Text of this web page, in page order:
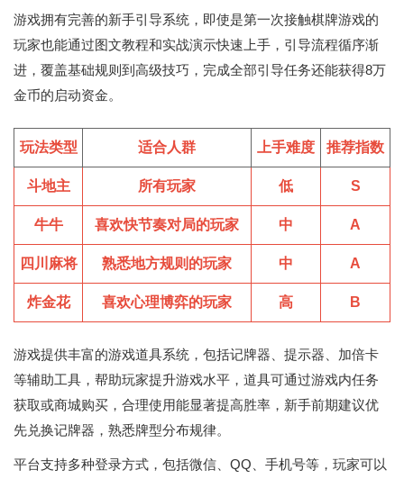
游戏拥有完善的新手引导系统，即使是第一次接触棋牌游戏的
玩家也能通过图文教程和实战演示快速上手，引导流程循序渐
进，覆盖基础规则到高级技巧，完成全部引导任务还能获得8万
金币的启动资金。
玩法类型 适合人群 上手难度 推荐指数
斗地主 所有玩家 低 S
牛牛 喜欢快节奏对局的玩家 中 A
四川麻将 熟悉地方规则的玩家 中 A
炸金花 喜欢心理博弈的玩家 高 B
游戏提供丰富的游戏道具系统，包括记牌器、提示器、加倍卡
等辅助工具，帮助玩家提升游戏水平，道具可通过游戏内任务
获取或商城购买，合理使用能显著提高胜率，新手前期建议优
先兑换记牌器，熟悉牌型分布规律。
平台支持多种登录方式，包括微信、QQ、手机号等，玩家可以